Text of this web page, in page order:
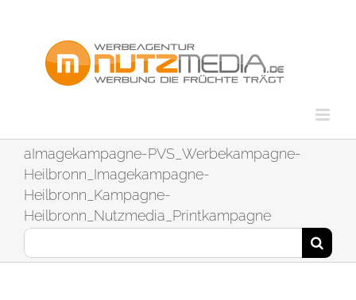
aImagekampagne-PVS_Werbekampagne-
Heilbronn_Imagekampagne-
Heilbronn_Kampagne-
Heilbronn_Nutzmedia_Printkampagne
Suche
nach: